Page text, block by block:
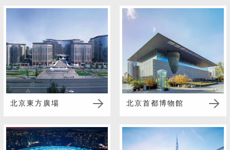
北京東方廣場 北京首都博物館